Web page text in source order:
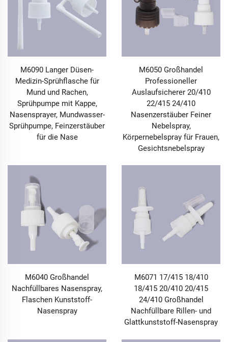
M6090 Langer Düsen-
Medizin-Sprühflasche für
Mund und Rachen,
Sprühpumpe mit Kappe,
Nasensprayer, Mundwasser-
Sprühpumpe, Feinzerstäuber
für die Nase
M6050 Großhandel
Professioneller
Auslaufsicherer 20/410
22/415 24/410
Nasenzerstäuber Feiner
Nebelspray,
Körpernebelspray für Frauen,
Gesichtsnebelspray
M6040 Großhandel
Nachfüllbares Nasenspray,
Flaschen Kunststoff-
Nasenspray
M6071 17/415 18/410
18/415 20/410 20/415
24/410 Großhandel
Nachfüllbare Rillen- und
Glattkunststoff-Nasenspray